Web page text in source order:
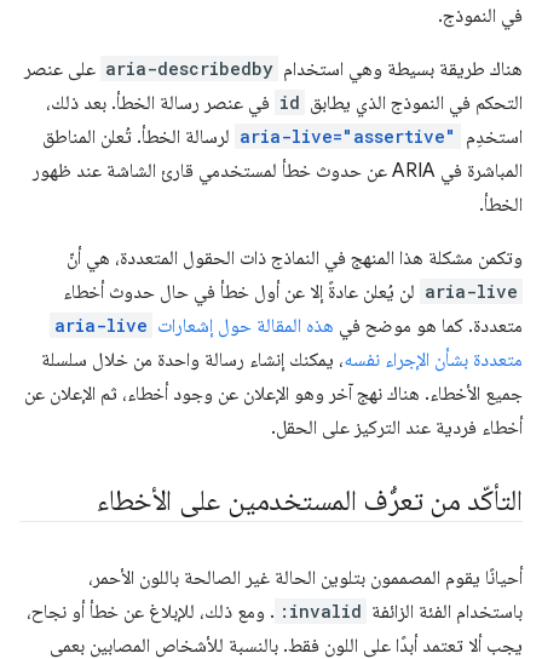
في النموذج.
هناك طريقة بسيطة وهي استخدام aria-describedby على عنصر
التحكم في النموذج الذي يطابق id في عنصر رسالة الخطأ. بعد ذلك،
استخدِم
aria-live="assertive" لرسالة الخطأ. تُعلن المناطق
المباشرة في ARIA عن حدوث خطأ لمستخدمي قارئ الشاشة عند ظهور
الخطأ.
وتكمن مشكلة هذا المنهج في النماذج ذات الحقول المتعددة، هي أنّ
aria-live لن يُعلن عادةً إلا عن أول خطأ في حال حدوث أخطاء
متعددة. كما هو موضح في هذه المقالة حول إشعارات aria-live
متعددة بشأن الإجراء نفسه، يمكنك إنشاء رسالة واحدة من خلال سلسلة
جميع الأخطاء. هناك نهج آخر وهو الإعلان عن وجود أخطاء، ثم الإعلان عن
أخطاء فردية عند التركيز على الحقل.
التأكّد من تعرُّف المستخدمين على الأخطاء
أحيانًا يقوم المصممون بتلوين الحالة غير الصالحة باللون الأحمر،
باستخدام الفئة الزائفة :invalid . ومع ذلك، للإبلاغ عن خطأ أو نجاح،
يجب ألا تعتمد أبدًا على اللون فقط. بالنسبة للأشخاص المصابين بعمى